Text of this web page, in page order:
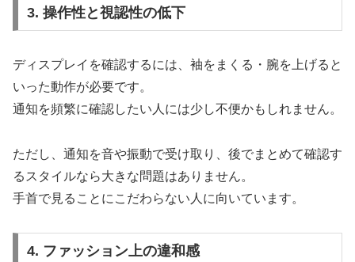
3. 操作性と視認性の低下
ディスプレイを確認するには、袖をまくる・腕を上げると
いった動作が必要です。
通知を頻繁に確認したい人には少し不便かもしれません。
ただし、通知を音や振動で受け取り、後でまとめて確認す
るスタイルなら大きな問題はありません。
手首で見ることにこだわらない人に向いています。
4. ファッション上の違和感